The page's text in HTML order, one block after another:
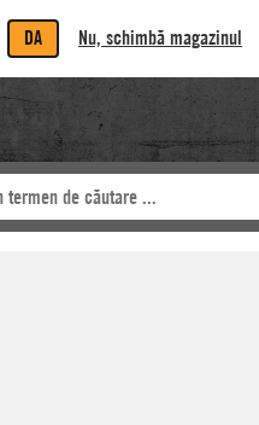
DA Nu, schimbă magazinul